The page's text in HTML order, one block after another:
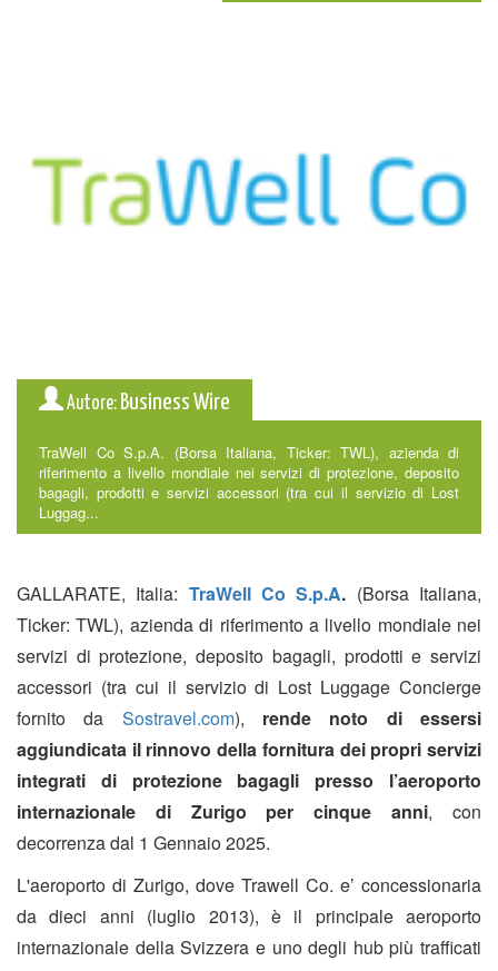
Autore: Business Wire
TraWell Co S.p.A. (Borsa Italiana, Ticker: TWL), azienda di
riferimento a livello mondiale nei servizi di protezione, deposito
bagagli, prodotti e servizi accessori (tra cui il servizio di Lost
Luggag...
GALLARATE, Italia: TraWell Co S.p.A. (Borsa Italiana,
Ticker: TWL), azienda di riferimento a livello mondiale nei
servizi di protezione, deposito bagagli, prodotti e servizi
accessori (tra cui il servizio di Lost Luggage Concierge
fornito da Sostravel.com), rende noto di essersi
aggiundicata il rinnovo della fornitura dei propri servizi
integrati di protezione bagagli presso l’aeroporto
internazionale di Zurigo per cinque anni, con
decorrenza dal 1 Gennaio 2025.
L'aeroporto di Zurigo, dove Trawell Co. e’ concessionaria
da dieci anni (luglio 2013), è il principale aeroporto
internazionale della Svizzera e uno degli hub più trafficati